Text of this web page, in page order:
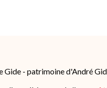
- patrimoine d'André